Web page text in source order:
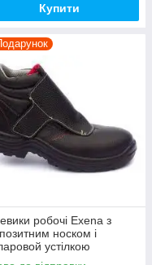
Купити
робочі Exena з
носком і
устілкою